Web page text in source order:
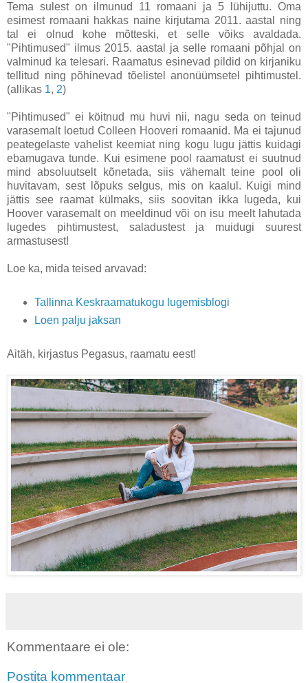
Tema sulest on ilmunud 11 romaani ja 5 lühijuttu. Oma
esimest romaani hakkas naine kirjutama 2011. aastal ning
tal ei olnud kohe mõtteski, et selle võiks avaldada.
"Pihtimused" ilmus 2015. aastal ja selle romaani põhjal on
valminud ka telesari. Raamatus esinevad pildid on kirjaniku
tellitud ning põhinevad tõelistel anonüümsetel pihtimustel.
(allikas 1, 2)
"Pihtimused" ei köitnud mu huvi nii, nagu seda on teinud
varasemalt loetud Colleen Hooveri romaanid. Ma ei tajunud
peategelaste vahelist keemiat ning kogu lugu jättis kuidagi
ebamugava tunde. Kui esimene pool raamatust ei suutnud
mind absoluutselt kõnetada, siis vähemalt teine pool oli
huvitavam, sest lõpuks selgus, mis on kaalul. Kuigi mind
jättis see raamat külmaks, siis soovitan ikka lugeda, kui
Hoover varasemalt on meeldinud või on isu meelt lahutada
lugedes pihtimustest, saladustest ja muidugi suurest
armastusest!
Loe ka, mida teised arvavad:
Tallinna Keskraamatukogu lugemisblogi
Loen palju jaksan
Aitäh, kirjastus Pegasus, raamatu eest!
Kommentaare ei ole:
Postita kommentaar